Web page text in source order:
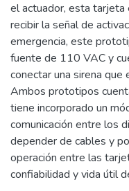
el actuador, esta tarjeta
recibir la señal de
emergencia, este
fuente de 110 VAC y
conectar una sirena
Ambos prototipos
tiene incorporado un
comunicación entre los
depender de cables y
operación entre las
confiabilidad y vida útil